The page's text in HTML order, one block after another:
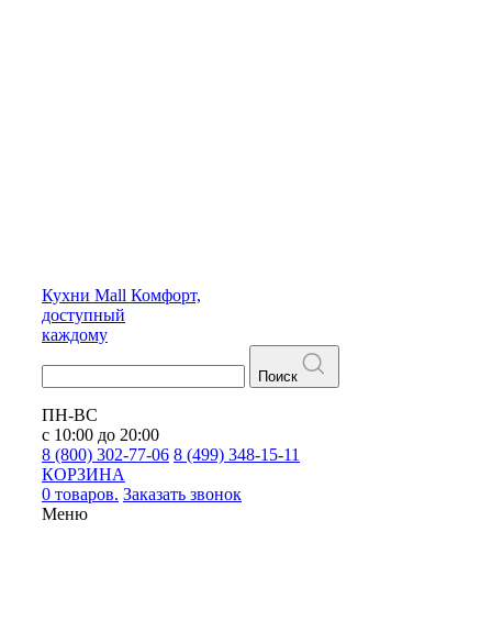
Кухни Mall Комфорт,
доступный
каждому
Поиск
ПН-ВС
с 10:00 до 20:00
8 (800) 302-77-06 8 (499) 348-15-11
КОРЗИНА
0 товаров. Заказать звонок
Меню